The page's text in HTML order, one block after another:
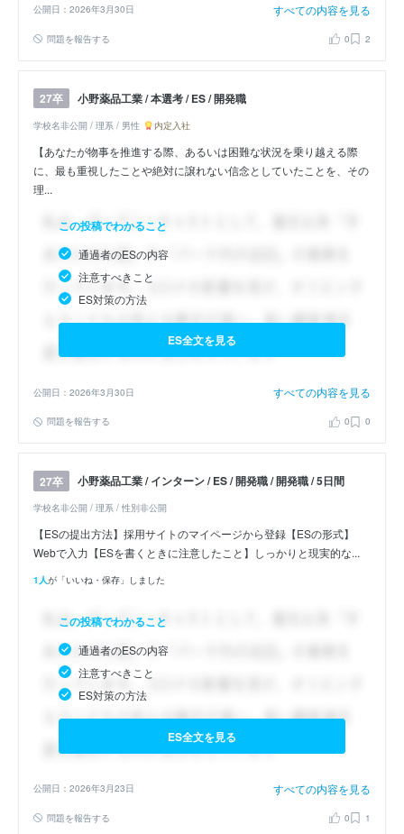
公開日：2026年3月30日 すべての内容を見る
問題を報告する 0 2
27卒 小野薬品工業 / 本選考 / ES / 開発職
学校名非公開 / 理系 / 男性 内定入社
【あなたが物事を推進する際、あるいは困難な状況を乗り越える際
に、最も重視したことや絶対に譲れない信念としていたことを、その
理...
この投稿でわかること
通過者のESの内容
注意すべきこと
ES対策の方法
ES全文を見る
公開日：2026年3月30日 すべての内容を見る
問題を報告する 0 0
27卒 小野薬品工業 / インターン / ES / 開発職 / 開発職 / 5日間
学校名非公開 / 理系 / 性別非公開
【ESの提出方法】採用サイトのマイページから登録【ESの形式】
Webで入力【ESを書くときに注意したこと】しっかりと現実的な...
1人が「いいね・保存」しました
この投稿でわかること
通過者のESの内容
注意すべきこと
ES対策の方法
ES全文を見る
公開日：2026年3月23日 すべての内容を見る
問題を報告する 0 1